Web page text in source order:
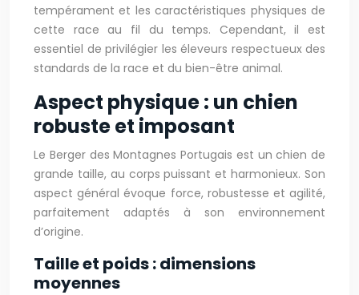
tempérament et les caractéristiques physiques de
cette race au fil du temps. Cependant, il est
essentiel de privilégier les éleveurs respectueux des
standards de la race et du bien-être animal.
Aspect physique : un chien
robuste et imposant
Le Berger des Montagnes Portugais est un chien de
grande taille, au corps puissant et harmonieux. Son
aspect général évoque force, robustesse et agilité,
parfaitement adaptés à son environnement
d’origine.
Taille et poids : dimensions
moyennes